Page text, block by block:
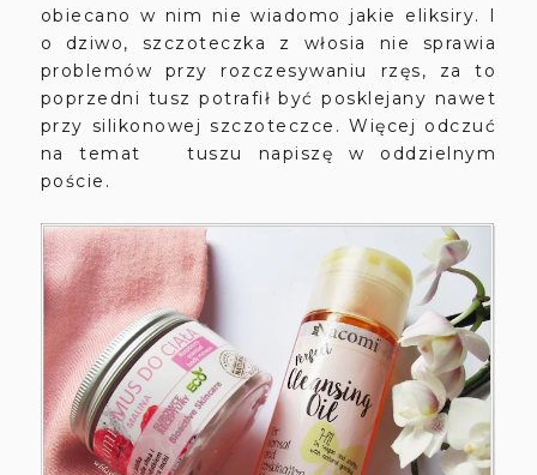
obiecano w nim nie wiadomo jakie eliksiry. I
o dziwo, szczoteczka z włosia nie sprawia
problemów przy rozczesywaniu rzęs, za to
poprzedni tusz potrafił być posklejany nawet
przy silikonowej szczoteczce. Więcej odczuć
na temat tuszu napiszę w oddzielnym
poście.